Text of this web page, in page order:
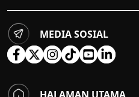
MEDIA SOSIAL